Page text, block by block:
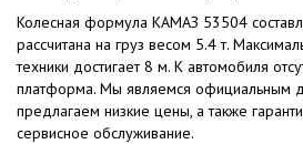
Колесная формула КАМАЗ 53504
рассчитана на груз весом 5.4 т.
техники достигает 8 м. К автомобиля
платформа. Мы являемся официальным
предлагаем низкие цены, а также
сервисное обслуживание.